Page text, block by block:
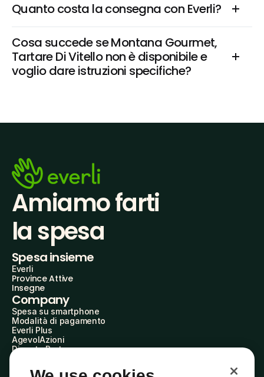
Quanto costa la consegna con Everli?
Cosa succede se Montana Gourmet,
Tartare Di Vitello non è disponibile e
voglio dare istruzioni specifiche?
Amiamo farti
la spesa
Spesa insieme
Everli
Province Attive
Insegne
Company
Spesa su smartphone
Modalità di pagamento
Everli Plus
AgevolAzioni
Diventa Partner
Everli Shoppers